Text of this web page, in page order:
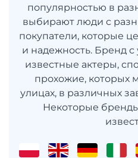
популярностью в
выбирают люди с
покупатели, которые
и надежность. Бренд с
известные актеры,
прохожие, которых
улицах, в различных
Некоторые